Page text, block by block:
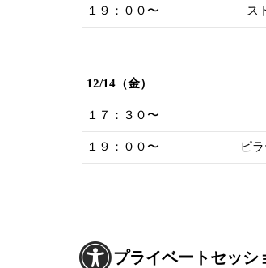
１９：００〜 ス
12/14（金）
１７：３０〜
１９：００〜 ピ
プライベートセッシ